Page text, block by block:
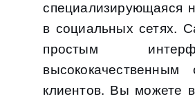
специализирующаяся
в социальных сетях.
простым
высококачественным
клиентов. Вы можете